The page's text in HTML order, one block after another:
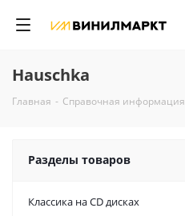
Hauschka
Главная - Справочная информация
Разделы товаров
Классика на CD дисках